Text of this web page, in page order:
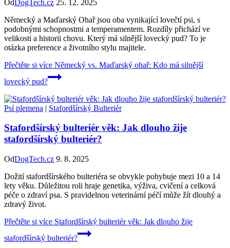
OdDogTech.cz 25. 12. 2025
Německý a Maďarský Ohař jsou oba vynikající lovečtí psi, s
podobnými schopnostmi a temperamentem. Rozdíly přichází ve
velikosti a historii chovu. Který má silnější lovecký pud? To je
otázka preference a životního stylu majitele.
Přečtěte si více Německý vs. Maďarský ohař: Kdo má silnější
lovecký pud?
Psí plemena | Stafordšírský Bulteriér
Stafordšírský bulteriér věk: Jak dlouho žije
stafordšírský bulteriér?
OdDogTech.cz 9. 8. 2025
Dožití stafordšírského bulteriéra se obvykle pohybuje mezi 10 a 14
lety věku. Důležitou roli hraje genetika, výživa, cvičení a celková
péče o zdraví psa. S pravidelnou veterinární péčí může žít dlouhý a
zdravý život.
Přečtěte si více Stafordšírský bulteriér věk: Jak dlouho žije
stafordšírský bulteriér?